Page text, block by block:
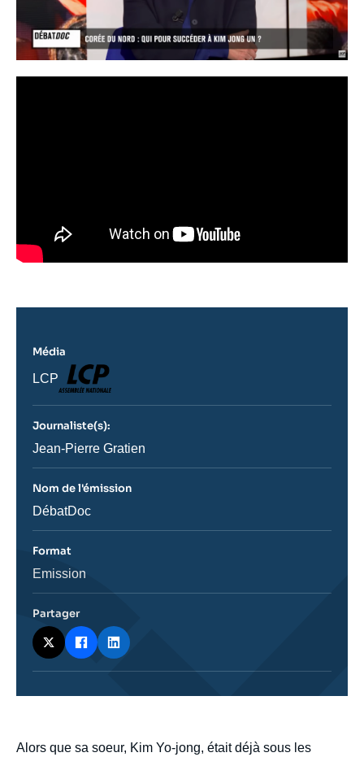
body
Alors que sa soeur, Kim Yo-jong, était déjà sous les
Média
Nom
journal,
ou
émission
LCP
Logo
Journaliste(s):
Journaliste
Jean-Pierre Gratien
Nom de l'émission
Nom
DébatDoc
Format
Catégorie
Emission
Partager